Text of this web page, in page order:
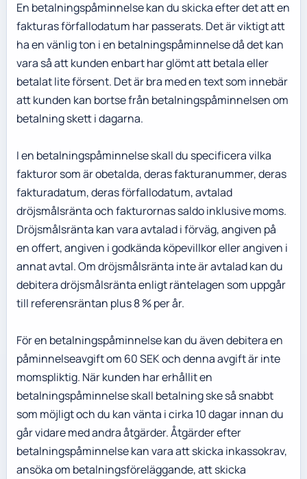
En betalningspåminnelse kan du skicka efter det att en
fakturas förfallodatum har passerats. Det är viktigt att
ha en vänlig ton i en betalningspåminnelse då det kan
vara så att kunden enbart har glömt att betala eller
betalat lite försent. Det är bra med en text som innebär
att kunden kan bortse från betalningspåminnelsen om
betalning skett i dagarna.
I en betalningspåminnelse skall du specificera vilka
fakturor som är obetalda, deras fakturanummer, deras
fakturadatum, deras förfallodatum, avtalad
dröjsmålsränta och fakturornas saldo inklusive moms.
Dröjsmålsränta kan vara avtalad i förväg, angiven på
en offert, angiven i godkända köpevillkor eller angiven i
annat avtal. Om dröjsmålsränta inte är avtalad kan du
debitera dröjsmålsränta enligt räntelagen som uppgår
till referensräntan plus 8 % per år.
För en betalningspåminnelse kan du även debitera en
påminnelseavgift om 60 SEK och denna avgift är inte
momspliktig. När kunden har erhållit en
betalningspåminnelse skall betalning ske så snabbt
som möjligt och du kan vänta i cirka 10 dagar innan du
går vidare med andra åtgärder. Åtgärder efter
betalningspåminnelse kan vara att skicka inkassokrav,
ansöka om betalningsföreläggande, att skicka